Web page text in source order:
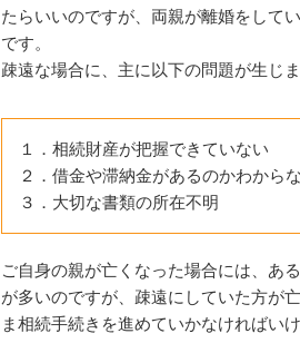
たらいいのですが、両親が離婚をして
です。
疎遠な場合に、主に以下の問題が生じま
１．相続財産が把握できていない
２．借金や滞納金があるのかわから
３．大切な書類の所在不明
ご自身の親が亡くなった場合には、あ
が多いのですが、疎遠にしていた方が
ま相続手続きを進めていかなければいけ